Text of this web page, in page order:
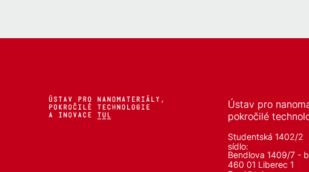
Ústav pro
pokročilé
Studentská 1402/2
sídlo:
Bendlova 1409/7 -
460 01 Liberec 1